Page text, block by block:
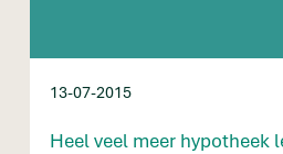
13-07-2015
Heel veel meer hypotheek